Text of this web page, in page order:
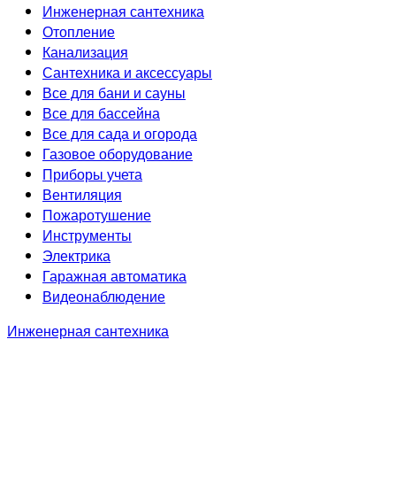
Инженерная сантехника
Отопление
Канализация
Сантехника и аксессуары
Все для бани и сауны
Все для бассейна
Все для сада и огорода
Газовое оборудование
Приборы учета
Вентиляция
Пожаротушение
Инструменты
Электрика
Гаражная автоматика
Видеонаблюдение
Инженерная сантехника